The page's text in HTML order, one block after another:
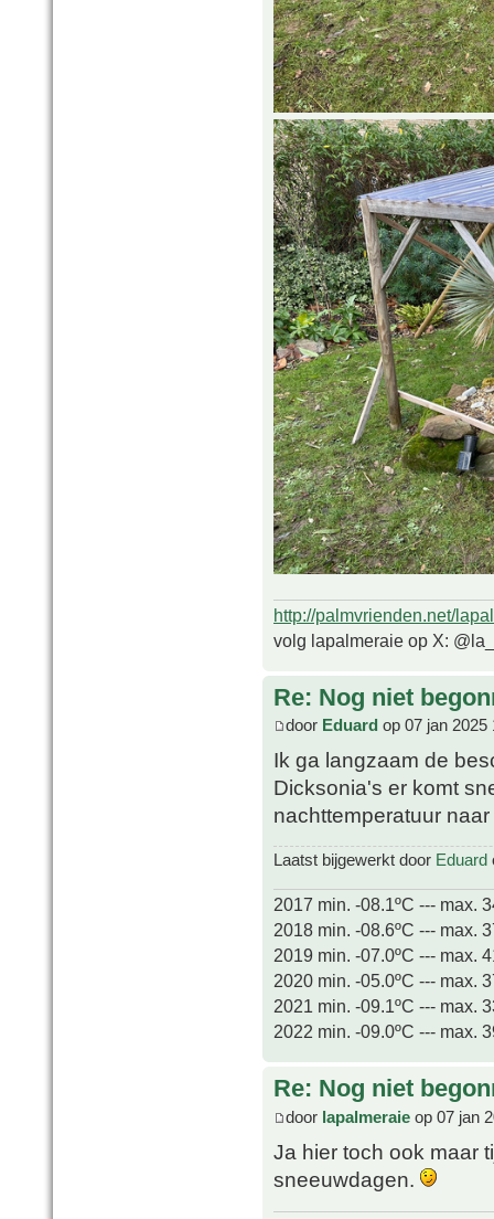
http://palmvrienden.net/
volg lapalmeraie op X:
Re: Nog niet
door Eduard op 07 jan 2025
Ik ga langzaam de
Dicksonia's er komt
nachttemperatuur
Laatst bijgewerkt door Eduard
2017 min. -08.1ºC --- max.
2018 min. -08.6ºC --- max.
2019 min. -07.0ºC --- max.
2020 min. -05.0ºC --- max.
2021 min. -09.1ºC --- max.
2022 min. -09.0ºC --- max.
Re: Nog niet
door lapalmeraie op 07 jan
Ja hier toch ook maar
sneeuwdagen.